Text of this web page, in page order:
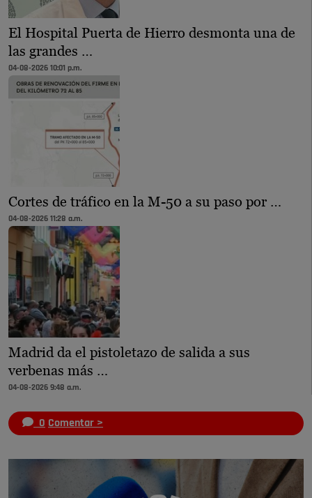
El Hospital Puerta de Hierro desmonta una de
las grandes …
04-08-2026 10:01 p.m.
Cortes de tráfico en la M-50 a su paso por …
04-08-2026 11:28 a.m.
Madrid da el pistoletazo de salida a sus
verbenas más …
04-08-2026 9:48 a.m.
0 Comentar >